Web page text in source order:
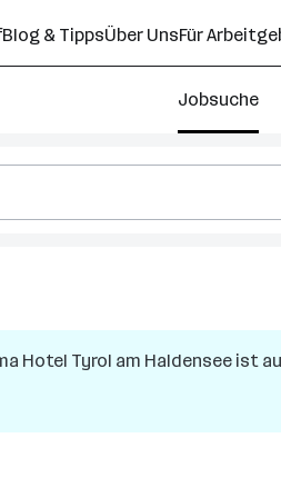
Blog & TippsÜber UnsFür
Jobsuche
Hotel Tyrol am Haldensee ist